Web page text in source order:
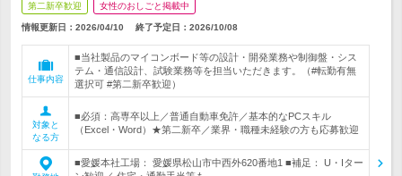
第二新卒歓迎 女性のおしごと掲載中
情報更新日：2026/04/10 終了予定日： 2026/10/08
仕事内容
■当社製品のマイコンボード等の設計・開発業務や制御盤・シス
テム・通信設計、試験業務等を担当いただきます。（#転勤有無
選択可 #第二新卒歓迎）
対象と
なる方
■必須：高専卒以上／普通自動車免許／基本的なPCスキル
（Excel・Word）★第二新卒／業界・職種未経験の方も応募歓迎
■愛媛本社工場： 愛媛県松山市中西外620番地1 ■補足： U・Iター